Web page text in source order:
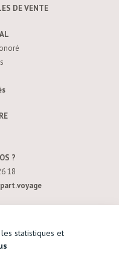
DE VENTE
?
18
statistiques et